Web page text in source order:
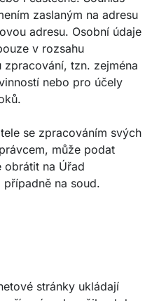
zaslaným na adresu
adresu. Osobní údaje
v rozsahu
tzn. zejména
nebo pro účely
se zpracováním svých
může podat
obrátit na Úřad
na soud.
stránky ukládají